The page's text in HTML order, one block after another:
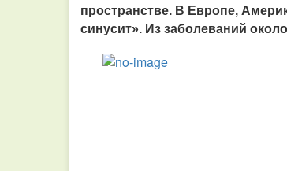
пространстве. В Европе,
синусит». Из заболеваний